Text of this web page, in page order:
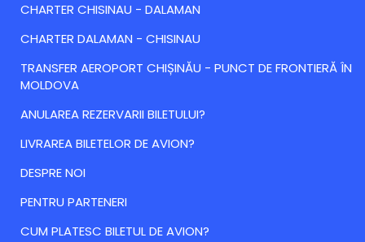
CHARTER CHISINAU - DALAMAN
CHARTER DALAMAN - CHISINAU
TRANSFER AEROPORT CHIȘINĂU - PUNCT DE FRONTIERĂ ÎN
MOLDOVA
ANULAREA REZERVARII BILETULUI?
LIVRAREA BILETELOR DE AVION?
DESPRE NOI
PENTRU PARTENERI
CUM PLATESC BILETUL DE AVION?